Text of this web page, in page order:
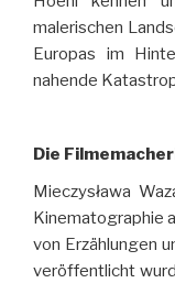
malerischen
Europas im
nahende
Die
Mieczysława
Kinematographie
von Erzählungen
veröffentlicht